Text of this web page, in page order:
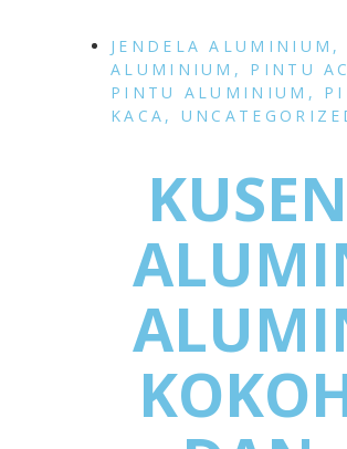
JENDELA ALUMINIUM ,
ALUMINIUM , PINTU
PINTU ALUMINIUM ,
KACA ,
KUSEN